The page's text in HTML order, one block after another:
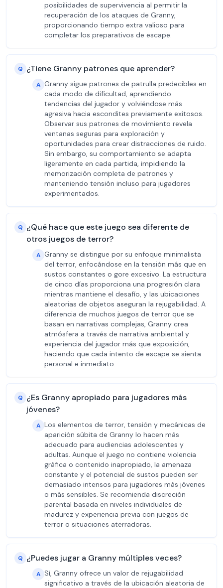
posibilidades de supervivencia al permitir la
recuperación de los ataques de Granny,
proporcionando tiempo extra valioso para
completar los preparativos de escape.
Q ¿Tiene Granny patrones que aprender?
A Granny sigue patrones de patrulla predecibles en
cada modo de dificultad, aprendiendo
tendencias del jugador y volviéndose más
agresiva hacia escondites previamente exitosos.
Observar sus patrones de movimiento revela
ventanas seguras para exploración y
oportunidades para crear distracciones de ruido.
Sin embargo, su comportamiento se adapta
ligeramente en cada partida, impidiendo la
memorización completa de patrones y
manteniendo tensión incluso para jugadores
experimentados.
Q ¿Qué hace que este juego sea diferente de
otros juegos de terror?
A Granny se distingue por su enfoque minimalista
del terror, enfocándose en la tensión más que en
sustos constantes o gore excesivo. La estructura
de cinco días proporciona una progresión clara
mientras mantiene el desafío, y las ubicaciones
aleatorias de objetos aseguran la rejugabilidad. A
diferencia de muchos juegos de terror que se
basan en narrativas complejas, Granny crea
atmósfera a través de narrativa ambiental y
experiencia del jugador más que exposición,
haciendo que cada intento de escape se sienta
personal e inmediato.
Q ¿Es Granny apropiado para jugadores más
jóvenes?
A Los elementos de terror, tensión y mecánicas de
aparición súbita de Granny lo hacen más
adecuado para audiencias adolescentes y
adultas. Aunque el juego no contiene violencia
gráfica o contenido inapropiado, la amenaza
constante y el potencial de sustos pueden ser
demasiado intensos para jugadores más jóvenes
o más sensibles. Se recomienda discreción
parental basada en niveles individuales de
madurez y experiencia previa con juegos de
terror o situaciones aterradoras.
Q ¿Puedes jugar a Granny múltiples veces?
A Sí, Granny ofrece un valor de rejugabilidad
significativo a través de la ubicación aleatoria de